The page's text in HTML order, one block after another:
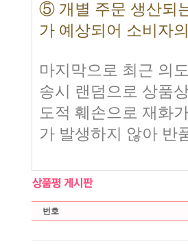
⑤ 개별 주문 생산되
가 예상되어 소비자
마지막으로 최근 의
송시 랜덤으로 상품
도적 훼손으로 재화
가 발생하지 않아 반